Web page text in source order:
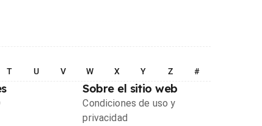
T U V W X Y Z #
Sobre el sitio web
Condiciones de uso y
privacidad